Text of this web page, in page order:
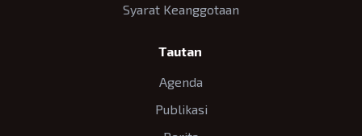
Syarat Keanggotaan
Tautan
Agenda
Publikasi